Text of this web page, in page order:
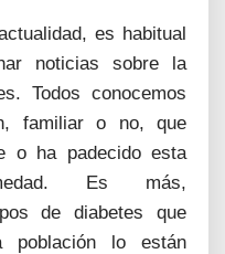
es habitual
noticias sobre la
Todos conocemos
familiar o no, que
o ha padecido esta
Es más,
de diabetes que
lo están